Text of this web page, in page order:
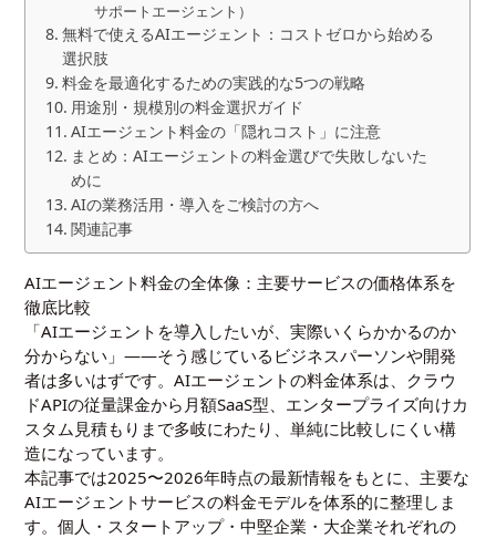
サポートエージェント）
無料で使えるAIエージェント：コストゼロから始める
選択肢
料金を最適化するための実践的な5つの戦略
用途別・規模別の料金選択ガイド
AIエージェント料金の「隠れコスト」に注意
まとめ：AIエージェントの料金選びで失敗しないた
めに
AIの業務活用・導入をご検討の方へ
関連記事
AIエージェント料金の全体像：主要サービスの価格体系を
徹底比較
「AIエージェントを導入したいが、実際いくらかかるのか
分からない」——そう感じているビジネスパーソンや開発
者は多いはずです。AIエージェントの料金体系は、クラウ
ドAPIの従量課金から月額SaaS型、エンタープライズ向けカ
スタム見積もりまで多岐にわたり、単純に比較しにくい構
造になっています。
本記事では2025〜2026年時点の最新情報をもとに、主要な
AIエージェントサービスの料金モデルを体系的に整理しま
す。個人・スタートアップ・中堅企業・大企業それぞれの